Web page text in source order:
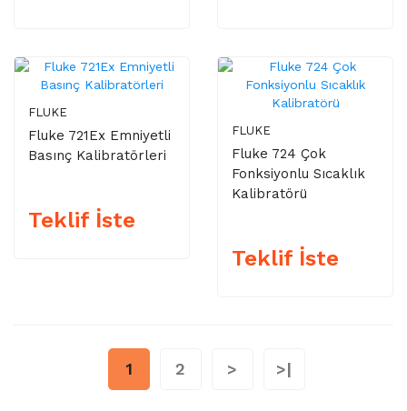
FLUKE
Fluke 721Ex Emniyetli
Basınç Kalibratörleri
Teklif İste
FLUKE
Fluke 724 Çok
Fonksiyonlu Sıcaklık
Kalibratörü
Teklif İste
1 2 > >|